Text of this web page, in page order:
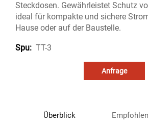
Steckdosen. Gewährleistet Schutz
ideal für kompakte und sichere
Hause oder auf der Baustelle.
Spu: TT-3
Anfrage
Überblick